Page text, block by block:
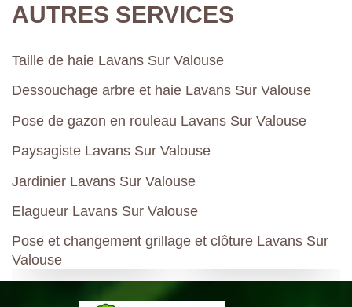
AUTRES SERVICES
Taille de haie Lavans Sur Valouse
Dessouchage arbre et haie Lavans Sur Valouse
Pose de gazon en rouleau Lavans Sur Valouse
Paysagiste Lavans Sur Valouse
Jardinier Lavans Sur Valouse
Elagueur Lavans Sur Valouse
Pose et changement grillage et clôture Lavans Sur
Valouse